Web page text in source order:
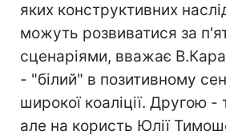
яких конструктивних
можуть розвиватися за
сценаріями, вважає
- "білий" в позитивному
широкої коаліції. Другою -
але на користь Юлії